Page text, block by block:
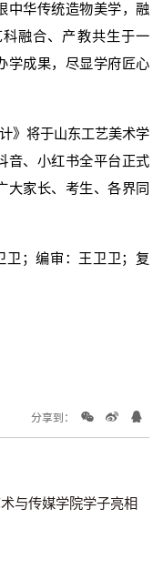
中华传统造物美学，融
融合、产教共生于一
学成果，尽显学府匠心
》将于山东工艺美术学
音、小红书全平台正式
大家长、考生、各界同
卫；编审：王卫卫；复
分享到：
与传媒学院学子亮相